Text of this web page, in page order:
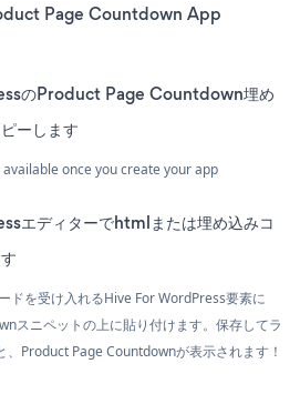
Page Countdown App
のProduct Page Countdown埋め
ーします
once you create your app
エディターでhtmlまたは埋め込みコ
ドを受け入れるHive For WordPress要素に
スニペットの上に貼り付けます。保存してラ
、Product Page Countdownが表示されます！